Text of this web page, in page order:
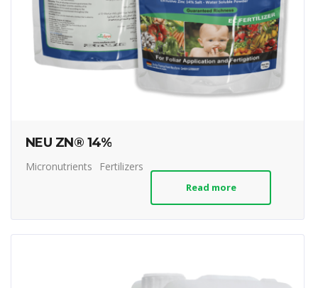
NEU ZN® 14%
Micronutrients Fertilizers
Read more